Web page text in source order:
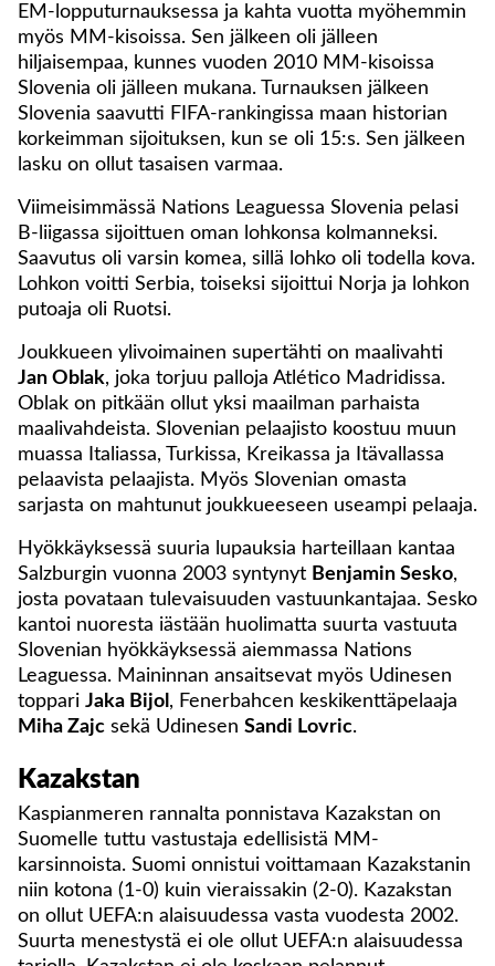
EM-lopputurnauksessa ja kahta vuotta myöhemmin
myös MM-kisoissa. Sen jälkeen oli jälleen
hiljaisempaa, kunnes vuoden 2010 MM-kisoissa
Slovenia oli jälleen mukana. Turnauksen jälkeen
Slovenia saavutti FIFA-rankingissa maan historian
korkeimman sijoituksen, kun se oli 15:s. Sen jälkeen
lasku on ollut tasaisen varmaa.
Viimeisimmässä Nations Leaguessa Slovenia pelasi
B-liigassa sijoittuen oman lohkonsa kolmanneksi.
Saavutus oli varsin komea, sillä lohko oli todella kova.
Lohkon voitti Serbia, toiseksi sijoittui Norja ja lohkon
putoaja oli Ruotsi.
Joukkueen ylivoimainen supertähti on maalivahti
Jan Oblak, joka torjuu palloja Atlético Madridissa.
Oblak on pitkään ollut yksi maailman parhaista
maalivahdeista. Slovenian pelaajisto koostuu muun
muassa Italiassa, Turkissa, Kreikassa ja Itävallassa
pelaavista pelaajista. Myös Slovenian omasta
sarjasta on mahtunut joukkueeseen useampi pelaaja.
Hyökkäyksessä suuria lupauksia harteillaan kantaa
Salzburgin vuonna 2003 syntynyt Benjamin Sesko,
josta povataan tulevaisuuden vastuunkantajaa. Sesko
kantoi nuoresta iästään huolimatta suurta vastuuta
Slovenian hyökkäyksessä aiemmassa Nations
Leaguessa. Maininnan ansaitsevat myös Udinesen
toppari Jaka Bijol , Fenerbahcen keskikenttäpelaaja
Miha Zajc sekä Udinesen Sandi Lovric.
Kazakstan
Kaspianmeren rannalta ponnistava Kazakstan on
Suomelle tuttu vastustaja edellisistä MM-
karsinnoista. Suomi onnistui voittamaan Kazakstanin
niin kotona (1-0) kuin vieraissakin (2-0). Kazakstan
on ollut UEFA:n alaisuudessa vasta vuodesta 2002.
Suurta menestystä ei ole ollut UEFA:n alaisuudessa